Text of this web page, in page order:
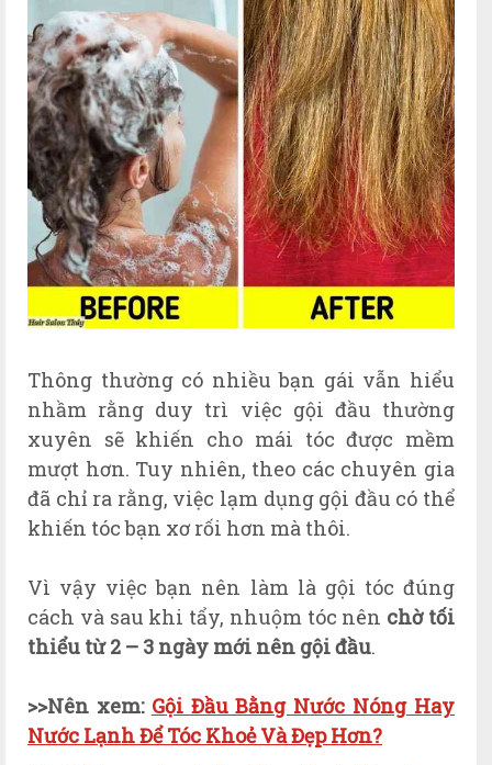
Thông thường có nhiều bạn gái vẫn hiểu
nhầm rằng duy trì việc gội đầu thường
xuyên sẽ khiến cho mái tóc được mềm
mượt hơn. Tuy nhiên, theo các chuyên gia
đã chỉ ra rằng, việc lạm dụng gội đầu có thể
khiến tóc bạn xơ rối hơn mà thôi.
Vì vậy việc bạn nên làm là gội tóc đúng
cách và sau khi tẩy, nhuộm tóc nên chờ tối
thiểu từ 2 – 3 ngày mới nên gội đầu.
>>Nên xem: Gội Đầu Bằng Nước Nóng Hay
Nước Lạnh Để Tóc Khoẻ Và Đẹp Hơn?